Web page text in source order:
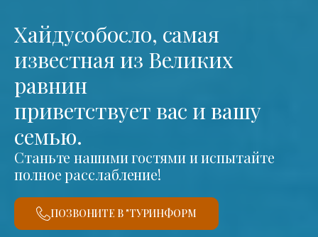
Хайдусобосло, самая
известная из Великих
равнин
приветствует вас и вашу
семью.
Станьте нашими гостями и испытайте
полное расслабление!
ПОЗВОНИТЕ В "ТУРИНФОРМ